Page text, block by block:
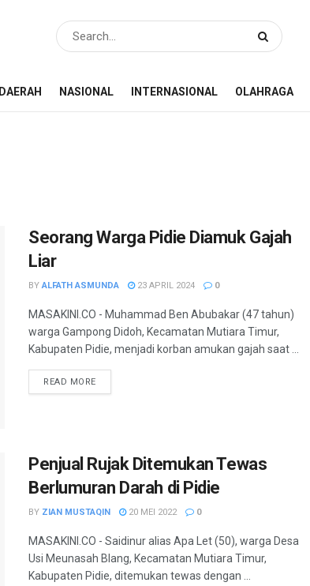
DAERAH NASIONAL INTERNASIONAL OLAHRAGA
Seorang Warga Pidie Diamuk Gajah
Liar
BY ALFATH ASMUNDA 23 APRIL 2024 0
MASAKINI.CO - Muhammad Ben Abubakar (47 tahun)
warga Gampong Didoh, Kecamatan Mutiara Timur,
Kabupaten Pidie, menjadi korban amukan gajah saat ...
READ MORE
Penjual Rujak Ditemukan Tewas
Berlumuran Darah di Pidie
BY ZIAN MUSTAQIN 20 MEI 2022 0
MASAKINI.CO - Saidinur alias Apa Let (50), warga Desa
Usi Meunasah Blang, Kecamatan Mutiara Timur,
Kabupaten Pidie, ditemukan tewas dengan ...